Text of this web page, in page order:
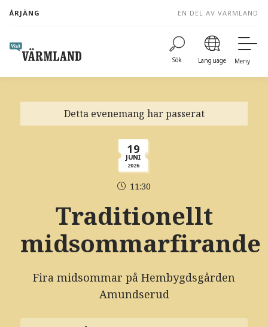
content
ÅRJÄNG EN DEL AV VÄRMLAND
Sök Language Meny
Detta evenemang har passerat
19
JUNI
2026
11:30
Traditionellt
midsommarfirande
Fira midsommar på Hembygdsgården
Amundserud